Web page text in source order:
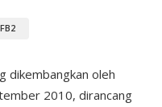
FB2
dikembangkan oleh
2010, dirancang